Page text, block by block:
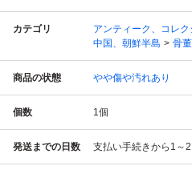
カテゴリ アンティーク、コレク
中国、朝鮮半島
骨
商品の状態 やや傷や汚れあり
個数 1個
発送までの日数 支払い手続きから1～